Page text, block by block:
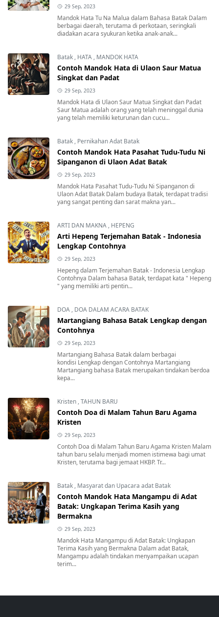
29 Sep, 2023
Mandok Hata Tu Na Malua dalam Bahasa Batak Dalam
berbagai daerah, terutama di perkotaan, seringkali
diadakan acara syukuran ketika anak-anak...
Batak , HATA , MANDOK HATA
Contoh Mandok Hata di Ulaon Saur Matua
Singkat dan Padat
29 Sep, 2023
Mandok Hata di Ulaon Saur Matua Singkat dan Padat
Saur Matua adalah orang yang telah meninggal dunia
yang telah memiliki keturunan dan cucu...
Batak , Pernikahan Adat Batak
Contoh Mandok Hata Pasahat Tudu-Tudu Ni
Sipanganon di Ulaon Adat Batak
29 Sep, 2023
Mandok Hata Pasahat Tudu-Tudu Ni Sipanganon di
Ulaon Adat Batak Dalam budaya Batak, terdapat tradisi
yang sangat penting dan sarat makna yan...
ARTI DAN MAKNA , HEPENG
Arti Hepeng Terjemahan Batak - Indonesia
Lengkap Contohnya
29 Sep, 2023
Hepeng dalam Terjemahan Batak - Indonesia Lengkap
Contohnya Dalam bahasa Batak, terdapat kata " Hepeng
" yang memiliki arti pentin...
DOA , DOA DALAM ACARA BATAK
Martangiang Bahasa Batak Lengkap dengan
Contohnya
29 Sep, 2023
Martangiang Bahasa Batak dalam berbagai
kondisi Lengkap dengan Contohnya Martangiang
Martangiang bahasa Batak merupakan tindakan berdoa
kepa...
Kristen ,TAHUN BARU
Contoh Doa di Malam Tahun Baru Agama
Kristen
29 Sep, 2023
Contoh Doa di Malam Tahun Baru Agama Kristen Malam
tahun baru selalu menjadi momen istimewa bagi umat
Kristen, terutama bagi jemaat HKBP. Tr...
Batak , Masyarat dan Upacara adat Batak
Contoh Mandok Hata Mangampu di Adat
Batak: Ungkapan Terima Kasih yang
Bermakna
29 Sep, 2023
Mandok Hata Mangampu di Adat Batak: Ungkapan
Terima Kasih yang Bermakna Dalam adat Batak,
Mangampu adalah tindakan menyampaikan ucapan
terim...